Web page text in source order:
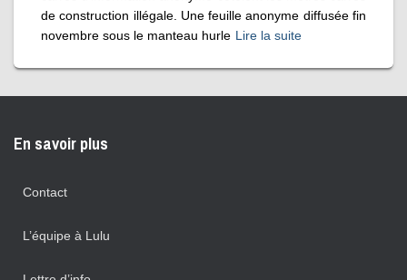
de construction illégale. Une feuille anonyme diffusée fin
novembre sous le manteau hurle Lire la suite
En savoir plus
Contact
L’équipe à Lulu